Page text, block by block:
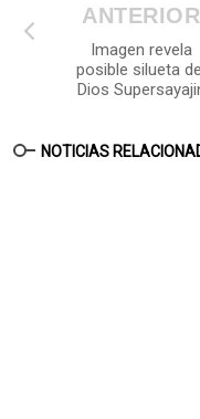
ANTERIOR
Imagen revela
posible silueta
Dios
NOTICIAS